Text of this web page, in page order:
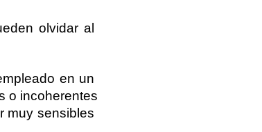
olvidar al
en un
o incoherentes
muy sensibles